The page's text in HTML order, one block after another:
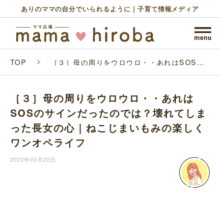
ありのママの自分でいられるように｜子育て情報メディア
TOP ［３］母の周りをウロウロ・・あれはSOSの
｜ねこじまいもみの楽しくワンオペライフ
［３］母の周りをウロウロ・・あれは
SOSのサインだったのでは？壊れてしま
った長女の心｜ねこじまいもみの楽しく
ワンオペライフ
2022年03月25日